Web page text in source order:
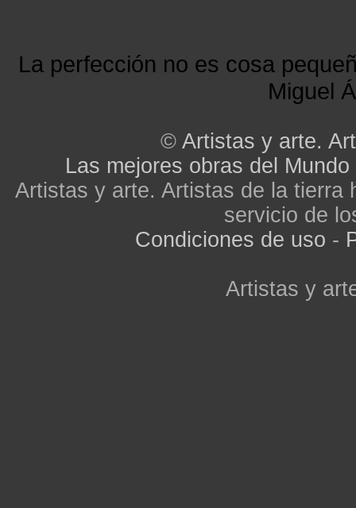
La perfección no es cosa
Miguel
© Artistas y arte.
Las mejores obras del Mundo
Artistas y arte. Artistas de la tierra
servicio de
Condiciones de uso -
Artistas y